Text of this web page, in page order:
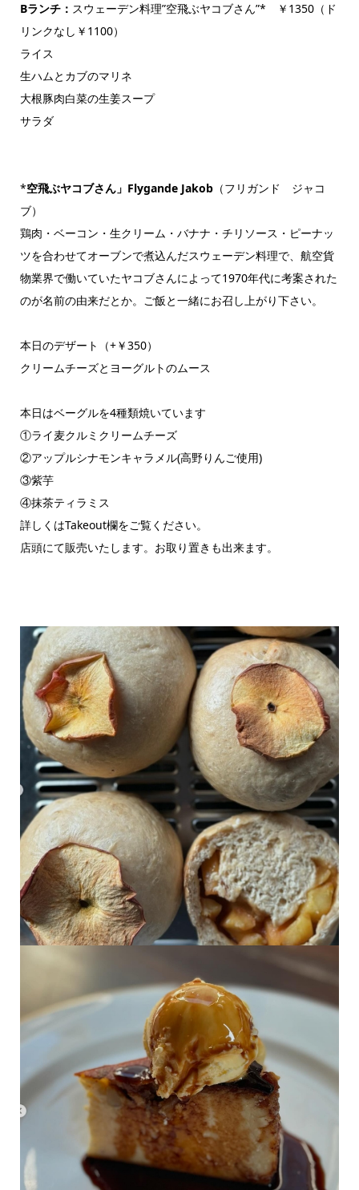
Bランチ： スウェーデン料理”空飛ぶヤコブさん”* ￥1350（ド
リンクなし￥1100）
ライス
生ハムとカブのマリネ
大根豚肉白菜の生姜スープ
サラダ
*空飛ぶヤコブさん」Flygande Jakob（フリガンド ジャコ
ブ）
鶏肉・ベーコン・生クリーム・バナナ・チリソース・ピーナッ
ツを合わせてオーブンで煮込んだスウェーデン料理で、航空貨
物業界で働いていたヤコブさんによって1970年代に考案された
のが名前の由来だとか。ご飯と一緒にお召し上がり下さい。
本日のデザート（+￥350）
クリームチーズとヨーグルトのムース
本日はベーグルを4種類焼いています
①ライ麦クルミクリームチーズ
②アップルシナモンキャラメル(高野りんご使用)
③紫芋
④抹茶ティラミス
詳しくはTakeout欄をご覧ください。
店頭にて販売いたします。お取り置きも出来ます。